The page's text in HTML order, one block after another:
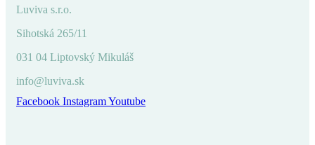
Luviva s.r.o.
Sihotská 265/11
031 04 Liptovský Mikuláš
info@luviva.sk
Facebook InstagramYoutube